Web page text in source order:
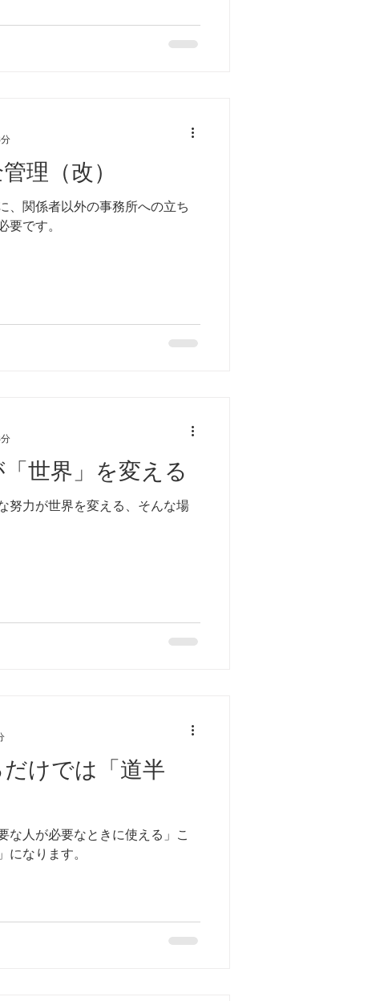
理（改）
、関係者以外の事務所への立ち
要です。
世界」を変える
努力が世界を変える、そんな場
けでは「道半
な人が必要なときに使える」こ
になります。